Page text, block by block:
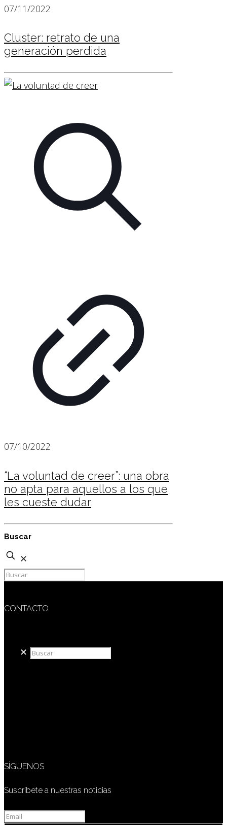
07/11/2022
Cluster: retrato de una
generación perdida
07/10/2022
“La voluntad de creer”: una obra
no apta para aquellos a los que
les cueste dudar
Buscar
✕
CONTACTO
✕
SÍGUENOS
Suscríbete a nuestras noticias